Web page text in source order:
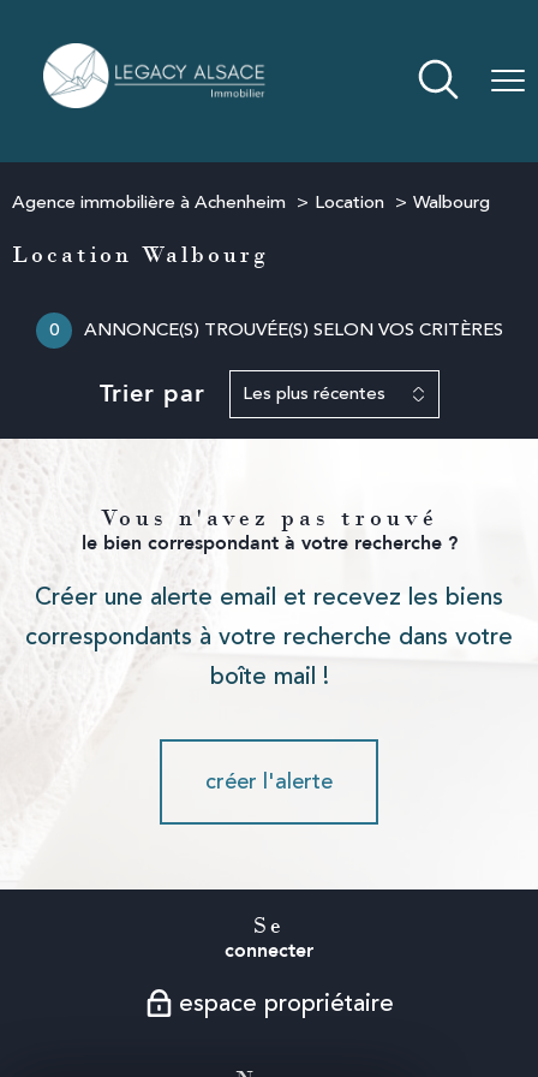
Agence immobilière à Achenheim Location Walbourg
Location Walbourg
0 ANNONCE(S) TROUVÉE(S) SELON VOS CRITÈRES
Trier par Les plus récentes
Vous n'avez pas trouvé
le bien correspondant à votre recherche ?
Créer une alerte email et recevez les biens
correspondants à votre recherche dans votre
boîte mail !
créer l'alerte
Se
connecter
espace propriétaire